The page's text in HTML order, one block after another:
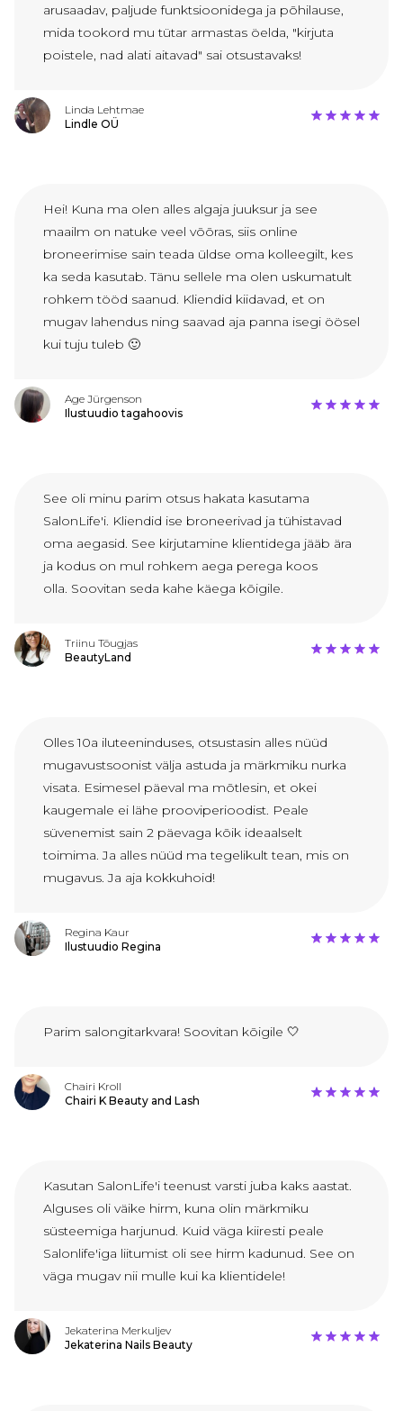
arusaadav, paljude funktsioonidega ja põhilause,
mida tookord mu tütar armastas öelda, "kirjuta
poistele, nad alati aitavad" sai otsustavaks!
Linda Lehtmae
Lindle OÜ
Hei! Kuna ma olen alles algaja juuksur ja see
maailm on natuke veel võõras, siis online
broneerimise sain teada üldse oma kolleegilt, kes
ka seda kasutab. Tänu sellele ma olen uskumatult
rohkem tööd saanud. Kliendid kiidavad, et on
mugav lahendus ning saavad aja panna isegi öösel
kui tuju tuleb 🙂
Age Jürgenson
Ilustuudio tagahoovis
See oli minu parim otsus hakata kasutama
SalonLife'i. Kliendid ise broneerivad ja tühistavad
oma aegasid. See kirjutamine klientidega jääb ära
ja kodus on mul rohkem aega perega koos
olla. Soovitan seda kahe käega kõigile.
Triinu Tõugjas
BeautyLand
Olles 10a iluteeninduses, otsustasin alles nüüd
mugavustsoonist välja astuda ja märkmiku nurka
visata. Esimesel päeval ma mõtlesin, et okei
kaugemale ei lähe prooviperioodist. Peale
süvenemist sain 2 päevaga kõik ideaalselt
toimima. Ja alles nüüd ma tegelikult tean, mis on
mugavus. Ja aja kokkuhoid!
Regina Kaur
Ilustuudio Regina
Parim salongitarkvara! Soovitan kõigile 🤍
Chairi Kroll
Chairi K Beauty and Lash
Kasutan SalonLife'i teenust varsti juba kaks aastat.
Alguses oli väike hirm, kuna olin märkmiku
süsteemiga harjunud. Kuid väga kiiresti peale
Salonlife'iga liitumist oli see hirm kadunud. See on
väga mugav nii mulle kui ka klientidele!
Jekaterina Merkuljev
Jekaterina Nails Beauty